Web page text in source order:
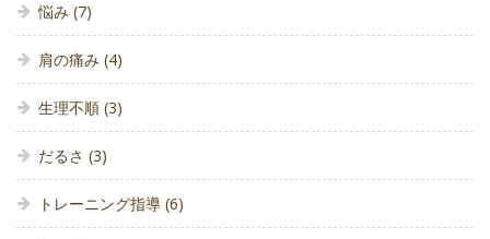
悩み (7)
肩の痛み (4)
生理不順 (3)
だるさ (3)
トレーニング指導 (6)